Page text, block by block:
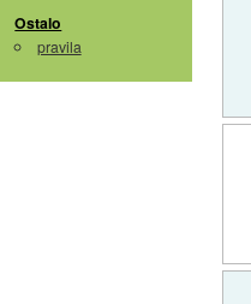
Ostalo
pravila